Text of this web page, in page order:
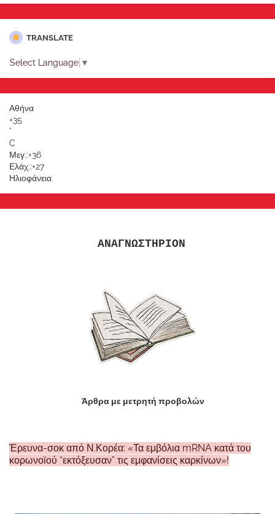
TRANSLATE
Select Language ▼
Αθήνα
+35
°
C
Μεγ.:+36
Ελάχ.:+27
Ηλιοφάνεια
ΑΝΑΓΝΩΣΤΗΡΙΟΝ
Άρθρα με μετρητή προβολών
Έρευνα-σοκ από Ν.Κορέα: «Τα εμβόλια mRNA κατά του
κορωνοϊού “εκτόξευσαν” τις εμφανίσεις καρκίνων»!